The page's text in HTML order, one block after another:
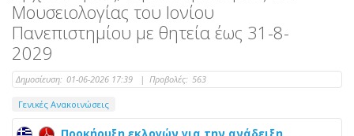
Μουσειολογίας του Ιονίου
Πανεπιστημίου με θητεία έως 31-8-
2029
Δημοσίευση: 01-06-2026 17:39 | Προβολές: 563
Γενικές Ανακοινώσεις